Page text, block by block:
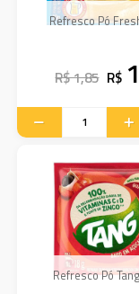
Refresco Pó
R$ 1,85 R$
Refresco Pó